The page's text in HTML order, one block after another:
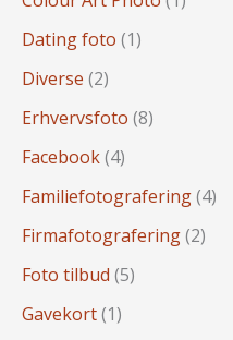
Dating foto (1)
Diverse (2)
Erhvervsfoto (8)
Facebook(4)
Familiefotografering(4)
Firmafotografering(2)
Foto tilbud (5)
Gavekort(1)